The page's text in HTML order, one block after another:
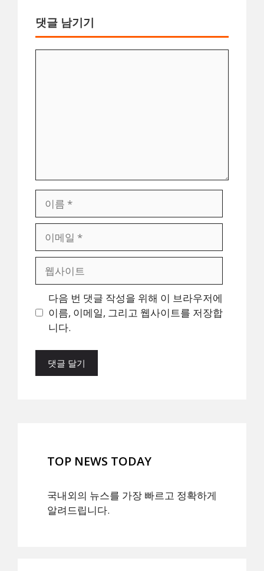
댓글 남기기
일
트
다음 번 댓글 작성을 위해 이 브라우저에
이름, 이메일, 그리고 웹사이트를 저장합
니다.
TOP NEWS TODAY
국내외의 뉴스를 가장 빠르고 정확하게
알려드립니다.